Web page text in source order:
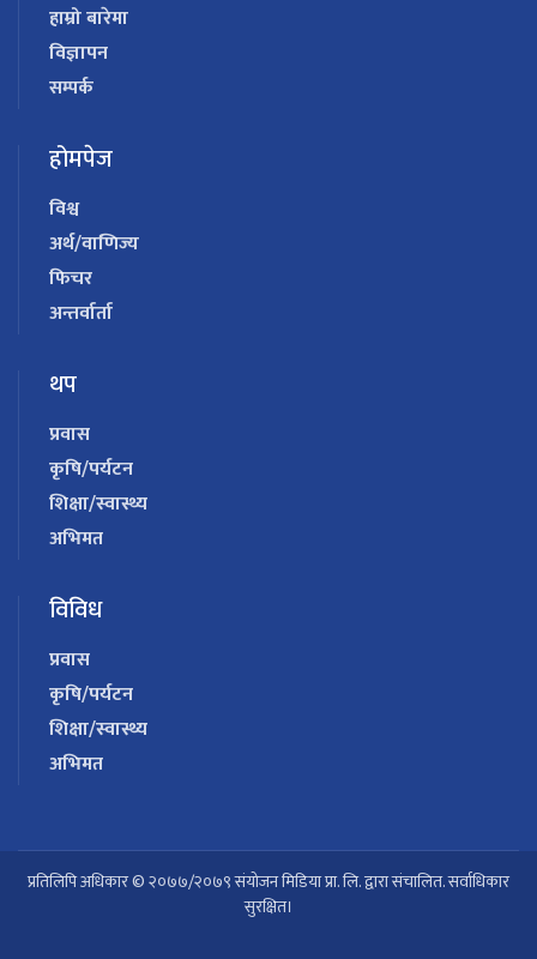
हाम्रो बारेमा
विज्ञापन
सम्पर्क
होमपेज
विश्व
अर्थ/वाणिज्य
फिचर
अन्तर्वार्ता
थप
प्रवास
कृषि/पर्यटन
शिक्षा/स्वास्थ्य
अभिमत
विविध
प्रवास
कृषि/पर्यटन
शिक्षा/स्वास्थ्य
अभिमत
प्रतिलिपि अधिकार © २०७७/२०७९ संयोजन मिडिया प्रा. लि. द्वारा संचालित. सर्वाधिकार
सुरक्षित।